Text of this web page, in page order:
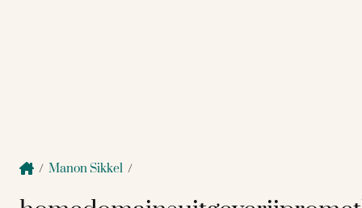
/ Manon Sikkel /